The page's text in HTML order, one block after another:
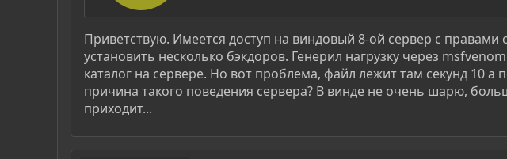
Приветствую. Имеется доступ на виндовый 8-ой сервер с правами
установить несколько бэкдоров. Генерил нагрузку через
каталог на сервере. Но вот проблема, файл лежит там секунд 10
причина такого поведения сервера? В винде не очень шарю,
приходит...